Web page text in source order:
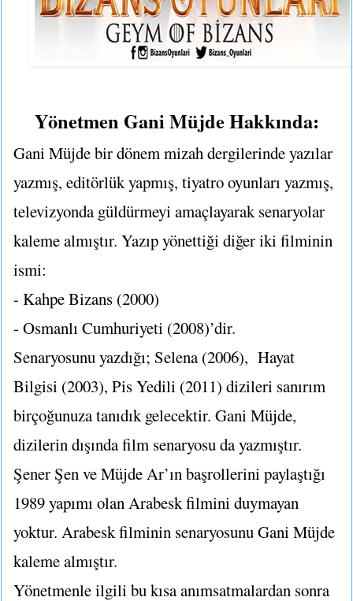
Yönetmen Gani Müjde Hakkında:
Gani Müjde bir dönem mizah dergilerinde yazılar
yazmış, editörlük yapmış, tiyatro oyunları yazmış,
televizyonda güldürmeyi amaçlayarak senaryolar
kaleme almıştır. Yazıp yönettiği diğer iki filminin
ismi:
- Kahpe Bizans (2000)
- Osmanlı Cumhuriyeti (2008)’dir.
Senaryosunu yazdığı; Selena (2006), Hayat
Bilgisi (2003), Pis Yedili (2011) dizileri sanırım
birçoğunuza tanıdık gelecektir. Gani Müjde,
dizilerin dışında film senaryosu da yazmıştır.
Şener Şen ve Müjde Ar’ın başrollerini paylaştığı
1989 yapımı olan Arabesk filmini duymayan
yoktur. Arabesk filminin senaryosunu Gani Müjde
kaleme almıştır.
Yönetmenle ilgili bu kısa anımsatmalardan sonra